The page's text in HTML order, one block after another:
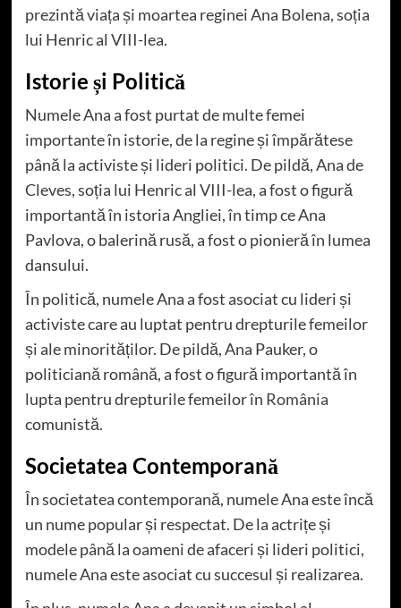
prezintă viața și moartea reginei Ana Bolena, soția
lui Henric al VIII-lea.
Istorie și Politică
Numele Ana a fost purtat de multe femei
importante în istorie, de la regine și împărătese
până la activiste și lideri politici. De pildă, Ana de
Cleves, soția lui Henric al VIII-lea, a fost o figură
importantă în istoria Angliei, în timp ce Ana
Pavlova, o balerină rusă, a fost o pionieră în lumea
dansului.
În politică, numele Ana a fost asociat cu lideri și
activiste care au luptat pentru drepturile femeilor
și ale minorităților. De pildă, Ana Pauker, o
politiciană română, a fost o figură importantă în
lupta pentru drepturile femeilor în România
comunistă.
Societatea Contemporană
În societatea contemporană, numele Ana este încă
un nume popular și respectat. De la actrițe și
modele până la oameni de afaceri și lideri politici,
numele Ana este asociat cu succesul și realizarea.